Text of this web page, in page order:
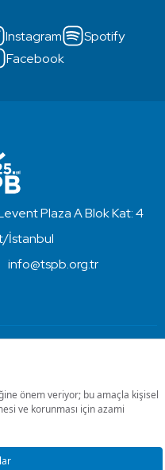
Instagram
Spotify
Facebook
Plaza A Blok Kat: 4
İstanbul
info@tspb.org.tr
ve Gizlilik
Düzenle